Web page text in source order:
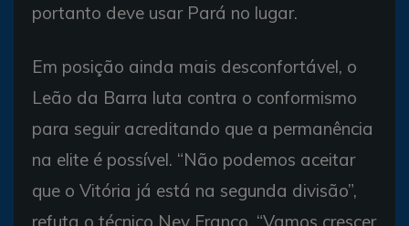
portanto deve usar Pará no lugar.
Em posição ainda mais desconfortável, o
Leão da Barra luta contra o conformismo
para seguir acreditando que a permanência
na elite é possível. “Não podemos aceitar
que o Vitória já está na segunda divisão”,
refuta o técnico Ney Franco. “Vamos crescer